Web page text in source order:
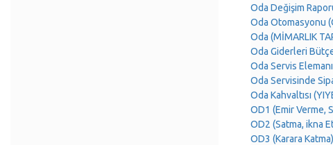
Oda Değişim
Oda Otomasyonu
Oda (MİMARLIK
Oda Giderleri
Oda Servis
Oda Servisinde
Oda Kahvaltısı
OD1 (Emir Verme,
OD2 (Satma, ikna
OD3 (Karara